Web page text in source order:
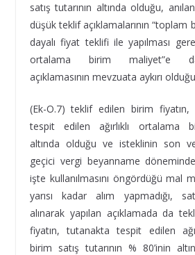
satış tutarının altında olduğu,
düşük teklif açıklamalarının “toplam
dayalı fiyat teklifi ile yapılması
ortalama birim maliyet”e
açıklamasının mevzuata aykırı
(Ek-O.7) teklif edilen birim fiyatın,
tespit edilen ağırlıklı ortalama
altında olduğu ve isteklinin son
geçici vergi beyanname
işte kullanılmasını öngördüğü mal
yarısı kadar alım yapmadığı,
alınarak yapılan açıklamada da
fiyatın, tutanakta tespit edilen
birim satış tutarının % 80’inin